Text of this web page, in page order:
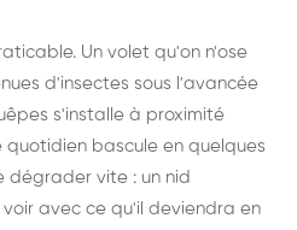
Un volet qu'on n'ose
d'insectes sous l'avancée
s'installe à proximité
bascule en quelques
dégrader vite : un nid
avec ce qu'il deviendra en